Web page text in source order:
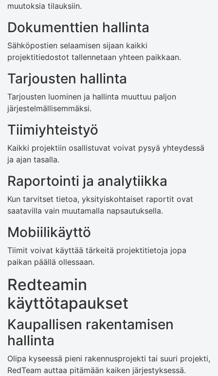
muutoksia tilauksiin.
Dokumenttien hallinta
Sähköpostien selaamisen sijaan kaikki
projektitiedostot tallennetaan yhteen paikkaan.
Tarjousten hallinta
Tarjousten luominen ja hallinta muuttuu paljon
järjestelmällisemmäksi.
Tiimiyhteistyö
Kaikki projektiin osallistuvat voivat pysyä yhteydessä
ja ajan tasalla.
Raportointi ja analytiikka
Kun tarvitset tietoa, yksityiskohtaiset raportit ovat
saatavilla vain muutamalla napsautuksella.
Mobiilikäyttö
Tiimit voivat käyttää tärkeitä projektitietoja jopa
paikan päällä ollessaan.
Redteamin
käyttötapaukset
Kaupallisen rakentamisen
hallinta
Olipa kyseessä pieni rakennusprojekti tai suuri projekti,
RedTeam auttaa pitämään kaiken järjestyksessä.